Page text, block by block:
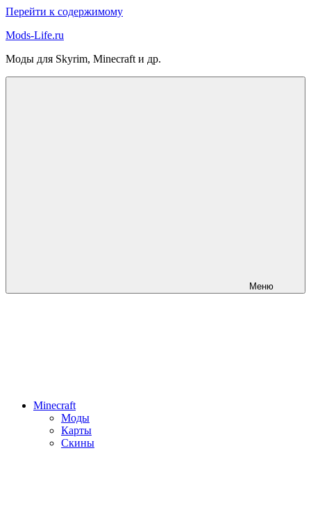
Перейти к содержимому
Mods-Life.ru
Моды для Skyrim, Minecraft и др.
Меню
Minecraft
Моды
Карты
Скины